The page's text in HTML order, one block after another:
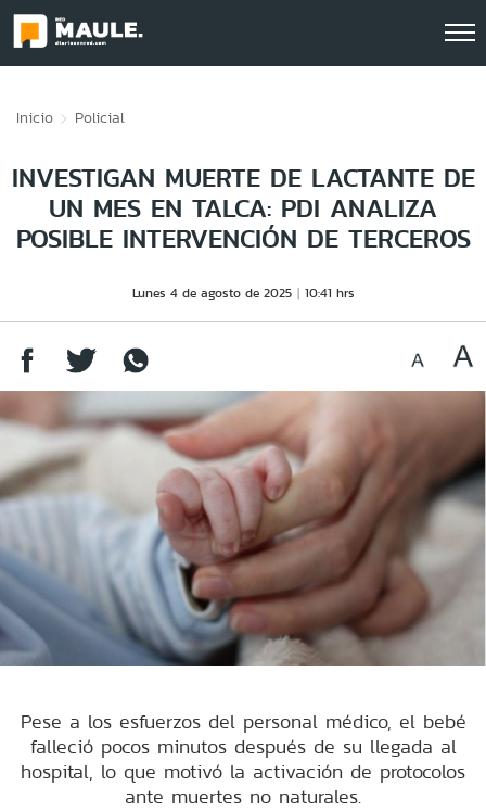
Inicio Policial
INVESTIGAN MUERTE DE LACTANTE DE
UN MES EN TALCA: PDI ANALIZA
POSIBLE INTERVENCIÓN DE TERCEROS
Lunes 4 de agosto de 2025 10:41 hrs
Pese a los esfuerzos del personal médico, el bebé
falleció pocos minutos después de su llegada al
hospital, lo que motivó la activación de protocolos
ante muertes no naturales.